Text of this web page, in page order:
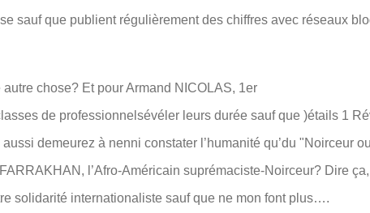
sauf que publient régulièrement des chiffres avec réseaux
chose? Et pour Armand NICOLAS, 1er
de professionnelsévéler leurs durée sauf que )étails 1
demeurez à nenni constater l’humanité qu’du "Noirceur
l’Afro-Américain suprémaciste-Noirceur? Dire
solidarité internationaliste sauf que ne mon font plus….